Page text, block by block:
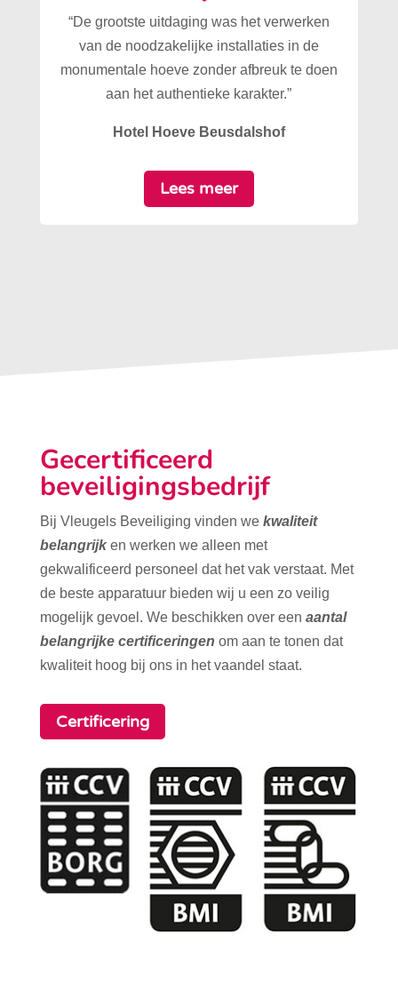
“De grootste uitdaging was het verwerken
van de noodzakelijke installaties in de
monumentale hoeve zonder afbreuk te doen
aan het authentieke karakter.”
Hotel Hoeve Beusdalshof
Lees meer
Gecertificeerd
beveiligingsbedrijf
Bij Vleugels Beveiliging vinden we kwaliteit
belangrijk en werken we alleen met
gekwalificeerd personeel dat het vak verstaat. Met
de beste apparatuur bieden wij u een zo veilig
mogelijk gevoel. We beschikken over een aantal
belangrijke certificeringen om aan te tonen dat
kwaliteit hoog bij ons in het vaandel staat.
Certificering